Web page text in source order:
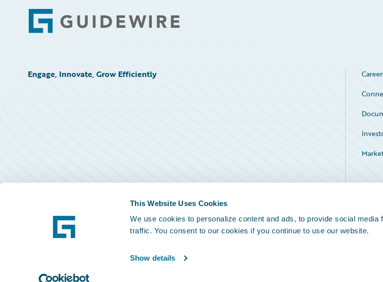
This Website Uses Cookies
We use cookies to personalize content and ads, to provide social media
traffic. You consent to our cookies if you continue to use our website.
Show details
Footer
Engage, Innovate, Grow Efficiently